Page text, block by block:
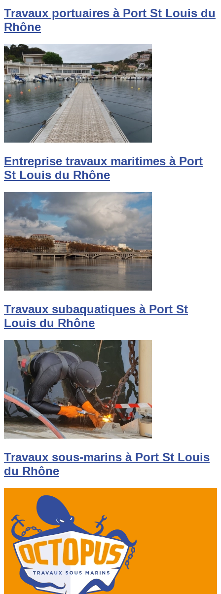
Travaux portuaires à Port St Louis du
Rhône
Entreprise travaux maritimes à Port
St Louis du Rhône
Travaux subaquatiques à Port St
Louis du Rhône
Travaux sous-marins à Port St Louis
du Rhône